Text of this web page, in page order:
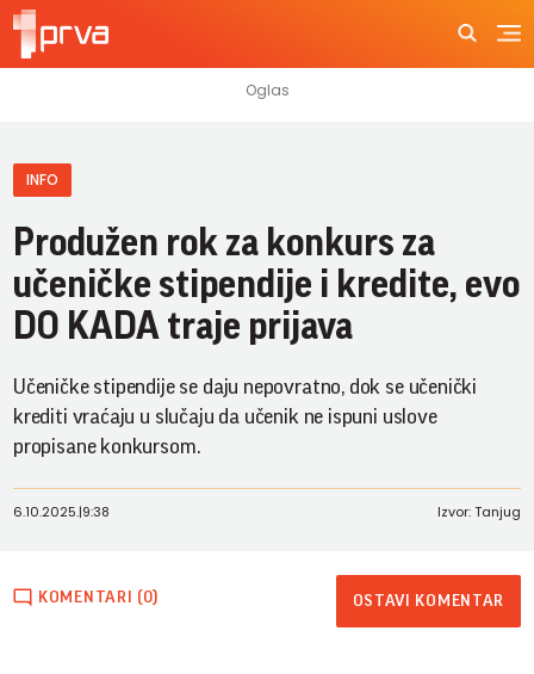
INFO
Produžen rok za konkurs za
učeničke stipendije i kredite, evo
DO KADA traje prijava
Učeničke stipendije se daju nepovratno, dok se učenički
krediti vraćaju u slučaju da učenik ne ispuni uslove
propisane konkursom.
6.10.2025.|9:38 Izvor: Tanjug
KOMENTARI (0) OSTAVI KOMENTAR